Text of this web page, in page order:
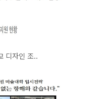
디자인 조..